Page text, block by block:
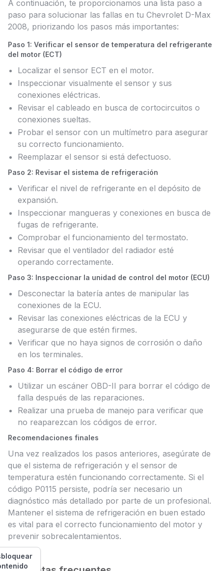
A continuación, te proporcionamos una lista paso a
paso para solucionar las fallas en tu Chevrolet D-Max
2008, priorizando los pasos más importantes:
Paso 1: Verificar el sensor de temperatura del refrigerante
del motor (ECT)
Localizar el sensor ECT en el motor.
Inspeccionar visualmente el sensor y sus
conexiones eléctricas.
Revisar el cableado en busca de cortocircuitos o
conexiones sueltas.
Probar el sensor con un multímetro para asegurar
su correcto funcionamiento.
Reemplazar el sensor si está defectuoso.
Paso 2: Revisar el sistema de refrigeración
Verificar el nivel de refrigerante en el depósito de
expansión.
Inspeccionar mangueras y conexiones en busca de
fugas de refrigerante.
Comprobar el funcionamiento del termostato.
Revisar que el ventilador del radiador esté
operando correctamente.
Paso 3: Inspeccionar la unidad de control del motor (ECU)
Desconectar la batería antes de manipular las
conexiones de la ECU.
Revisar las conexiones eléctricas de la ECU y
asegurarse de que estén firmes.
Verificar que no haya signos de corrosión o daño
en los terminales.
Paso 4: Borrar el código de error
Utilizar un escáner OBD-II para borrar el código de
falla después de las reparaciones.
Realizar una prueba de manejo para verificar que
no reaparezcan los códigos de error.
Recomendaciones finales
Una vez realizados los pasos anteriores, asegúrate de
que el sistema de refrigeración y el sensor de
temperatura estén funcionando correctamente. Si el
código P0115 persiste, podría ser necesario un
diagnóstico más detallado por parte de un profesional.
Mantener el sistema de refrigeración en buen estado
es vital para el correcto funcionamiento del motor y
prevenir sobrecalentamientos.